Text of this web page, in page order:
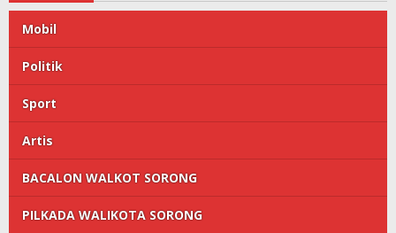
Mobil
Politik
Sport
Artis
BACALON WALKOT SORONG
PILKADA WALIKOTA SORONG